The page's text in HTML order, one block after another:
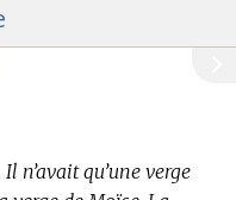
Il n’avait qu’une verge